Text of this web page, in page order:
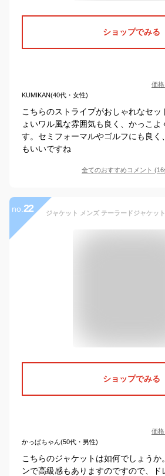
ショップでみる
価
KUMIKAN(40代・女性)
こちらのストライプがおしゃれなセッ
ょいワル風な雰囲気も良く、かっこ
す。セミフォーマルやゴルフにも良く
もいいですね
全てのおすすめコメント (16
no. 22
ショップでみる
価
かっぱちゃん(50代・男性)
こちらのジャケットは如何でしょうか
ンで高級感もありますのですので、ド